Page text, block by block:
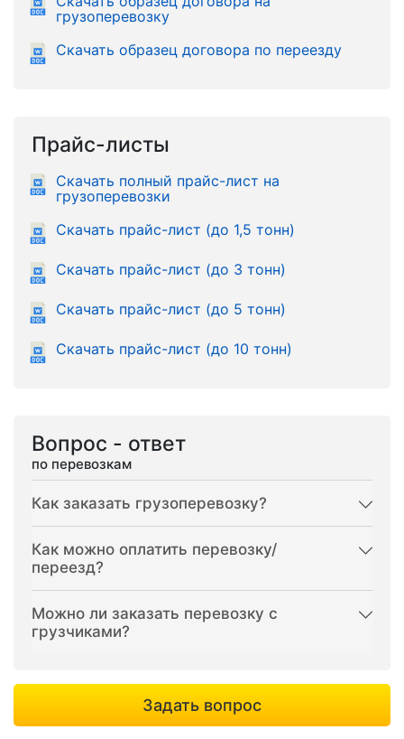
грузоперевозку
Скачать образец договора по переезду
Прайс-листы
Скачать полный прайс-лист на
грузоперевозки
Скачать прайс-лист (до 1,5 тонн)
Скачать прайс-лист (до 3 тонн)
Скачать прайс-лист (до 5 тонн)
Скачать прайс-лист (до 10 тонн)
Вопрос - ответ
по перевозкам
Как заказать грузоперевозку?
Как можно оплатить перевозку/
переезд?
Можно ли заказать перевозку с
грузчиками?
Задать вопрос